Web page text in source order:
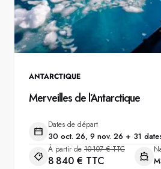
ANTARCTIQUE
Merveilles de l’Antarctique
Dates de départ
30 oct. 26, 9 nov. 26 + 31
À partir de 10 107 € TTC
8 840 € TTC